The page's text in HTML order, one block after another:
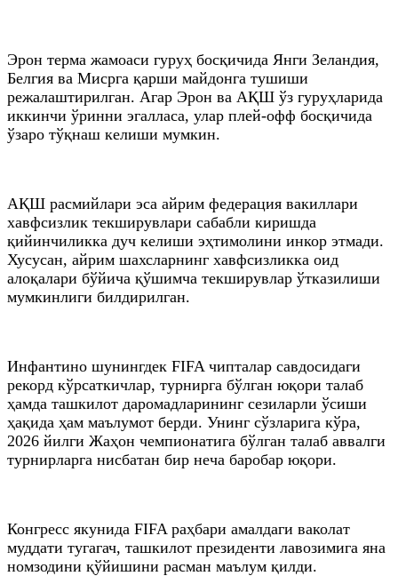
Эрон терма жамоаси гуруҳ босқичида Янги Зеландия,
Белгия ва Мисрга қарши майдонга тушиши
режалаштирилган. Агар Эрон ва АҚШ ўз гуруҳларида
иккинчи ўринни эгалласа, улар плей-офф босқичида
ўзаро тўқнаш келиши мумкин.
АҚШ расмийлари эса айрим федерация вакиллари
хавфсизлик текширувлари сабабли киришда
қийинчиликка дуч келиши эҳтимолини инкор этмади.
Хусусан, айрим шахсларнинг хавфсизликка оид
алоқалари бўйича қўшимча текширувлар ўтказилиши
мумкинлиги билдирилган.
Инфантино шунингдек FIFA чипталар савдосидаги
рекорд кўрсаткичлар, турнирга бўлган юқори талаб
ҳамда ташкилот даромадларининг сезиларли ўсиши
ҳақида ҳам маълумот берди. Унинг сўзларига кўра,
2026 йилги Жаҳон чемпионатига бўлган талаб аввалги
турнирларга нисбатан бир неча баробар юқори.
Конгресс якунида FIFA раҳбари амалдаги ваколат
муддати тугагач, ташкилот президенти лавозимига яна
номзодини қўйишини расман маълум қилди.